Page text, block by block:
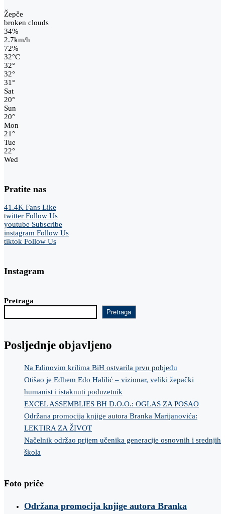
Žepče
broken clouds
34%
2.7km/h
72%
32°C
32°
32°
31°
Sat
20°
Sun
20°
Mon
21°
Tue
22°
Wed
Pratite nas
41.4K Fans Like
twitter Follow Us
youtube Subscribe
instagram Follow Us
tiktok Follow Us
Instagram
Pretraga
Pretraga
Posljednje objavljeno
Na Edinovim krilima BiH ostvarila prvu pobjedu
Otišao je Edhem Edo Halilić – vizionar, veliki žepački
humanist i istaknuti poduzetnik
EXCEL ASSEMBLIES BH D.O.O.: OGLAS ZA POSAO
Održana promocija knjige autora Branka Marijanovića:
LEKTIRA ZA ŽIVOT
Načelnik održao prijem učenika generacije osnovnih i srednjih
škola
Foto priče
Održana promocija knjige autora Branka